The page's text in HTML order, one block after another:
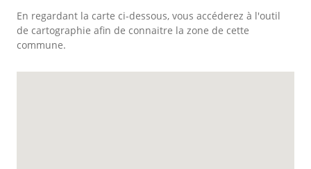
En regardant la carte ci-dessous, vous accéderez à l'outil
de cartographie afin de connaitre la zone de cette
commune.